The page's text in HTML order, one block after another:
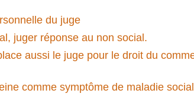
du juge
juger réponse au non social.
aussi le juge pour le droit du
comme symptôme de maladie